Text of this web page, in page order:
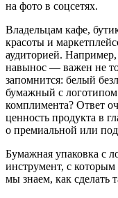
на фото в соцсетях.
Владельцам кафе,
красоты и
аудиторией. Например,
навынос — важен не
запомнится: белый
бумажный с
комплимента? Ответ
ценность продукта в
о премиальной или
Бумажная упаковка с
инструмент, с
мы знаем, как сделать